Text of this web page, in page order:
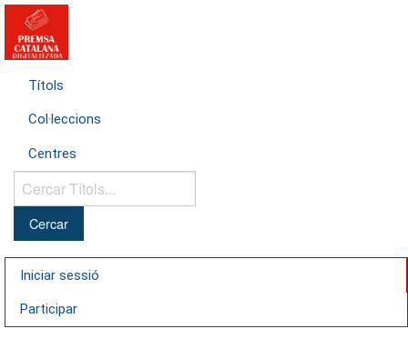
Títols
Col·leccions
Centres
Cercar
Títols...
Iniciar sessió
Participar